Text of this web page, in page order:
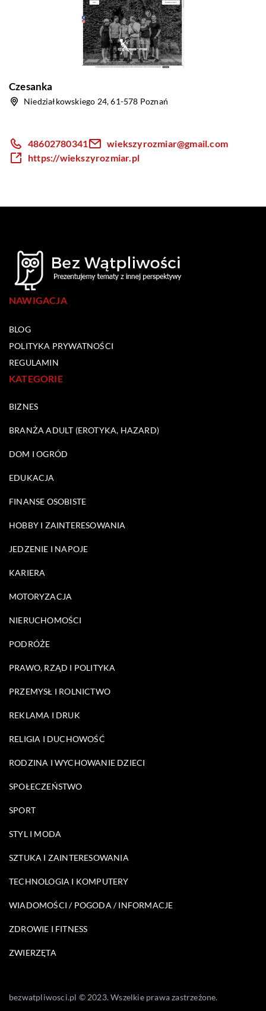
Czesanka
Niedziałkowskiego 24, 61-578 Poznań
48602780341
wiekszyrozmiar@gmail.com
https://wiekszyrozmiar.pl
NAWIGACJA
BLOG
POLITYKA PRYWATNOŚCI
REGULAMIN
KATEGORIE
BIZNES
BRANŻA ADULT (EROTYKA, HAZARD)
DOM I OGRÓD
EDUKACJA
FINANSE OSOBISTE
HOBBY I ZAINTERESOWANIA
JEDZENIE I NAPOJE
KARIERA
MOTORYZACJA
NIERUCHOMOŚCI
PODRÓŻE
PRAWO, RZĄD I POLITYKA
PRZEMYSŁ I ROLNICTWO
REKLAMA I DRUK
RELIGIA I DUCHOWOŚĆ
RODZINA I WYCHOWANIE DZIECI
SPOŁECZEŃSTWO
SPORT
STYL I MODA
SZTUKA I ZAINTERESOWANIA
TECHNOLOGIA I KOMPUTERY
WIADOMOŚCI / POGODA / INFORMACJE
ZDROWIE I FITNESS
ZWIERZĘTA
bezwatpliwosci.pl © 2023. Wszelkie prawa zastrzeżone.